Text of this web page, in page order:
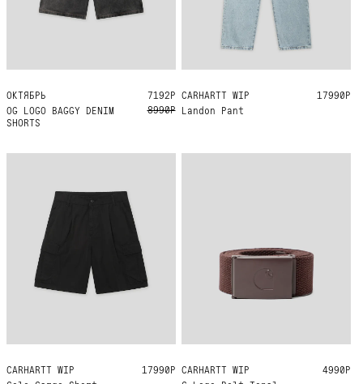
ОКТЯБРЬ
OG LOGO BAGGY DENIM
SHORTS
34 32 30
7192Р
8990Р
CARHARTT WIP
Landon Pant
36 17990Р
CARHARTT WIP
33 32 31 30 17990Р CARHARTT WIP
ONE SIZE 4990Р